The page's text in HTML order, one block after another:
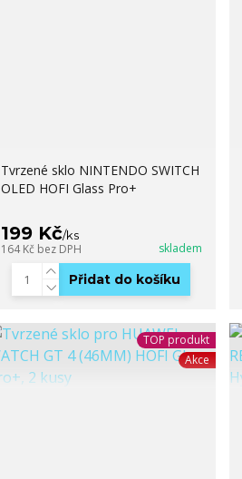
Tvrzené sklo NINTENDO SWITCH
OLED HOFI Glass Pro+
199 Kč/ks
164 Kč bez DPH skladem
Přidat do košíku
TOP produkt
Akce